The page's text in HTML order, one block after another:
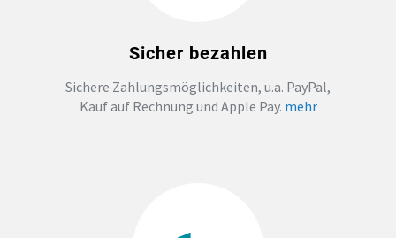
FOTOTASSEN UND MEHR
GROSSBESTELLUNG
Sicher bezahlen
Sichere Zahlungsmöglichkeiten, u.a. PayPal,
Kauf auf Rechnung und Apple Pay. mehr